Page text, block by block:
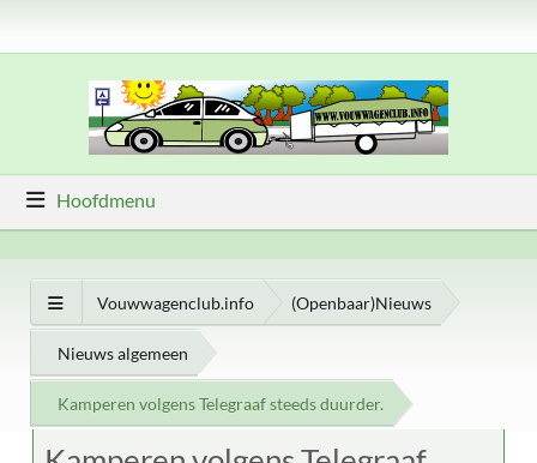
Hoofdmenu
Vouwwagenclub.info (Openbaar)Nieuws
Nieuws algemeen
Kamperen volgens Telegraaf steeds duurder.